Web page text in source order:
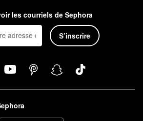
les courriels de Sephora
S’inscrire